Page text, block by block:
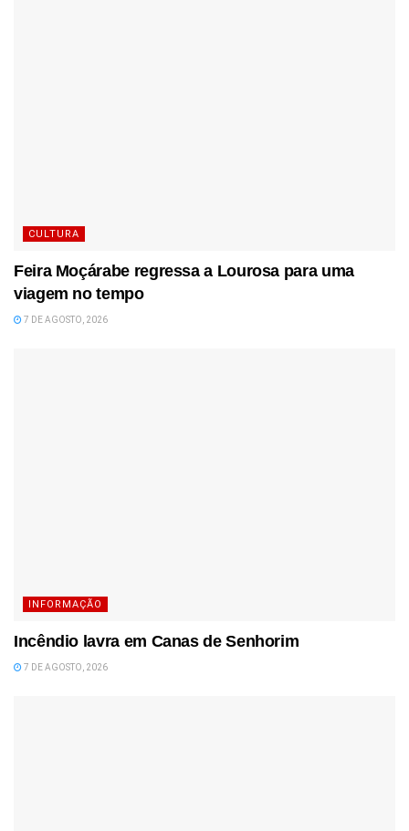
CULTURA
Feira Moçárabe regressa a Lourosa para uma
viagem no tempo
7 DE AGOSTO, 2026
INFORMAÇÃO
Incêndio lavra em Canas de Senhorim
7 DE AGOSTO, 2026